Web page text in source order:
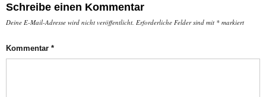
Schreibe einen Kommentar
Deine E-Mail-Adresse wird nicht veröffentlicht. Erforderliche Felder sind mit * markiert
Kommentar *